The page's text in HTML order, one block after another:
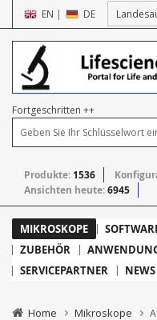
EN | DE
Fortgeschritten ++
Produkte: 1536
Ansichten heute:6945
MIKROSKOPE
ZUBEHÖR
SERVICEPARTNER
NEWS
Home Mikroskope